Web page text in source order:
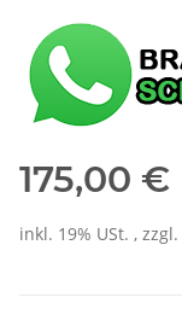
175,00 €
inkl. 19% USt. , zzgl.